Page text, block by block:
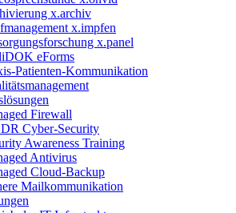
x.archiv
x.impfen
x.panel
eForms
Patienten-Kommunikation
Firewall
Cyber-Security
Awareness Training
Antivirus
Cloud-Backup
Mailkommunikation